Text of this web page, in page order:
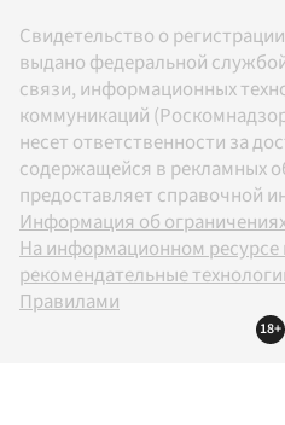
Свидетельство о
выдано федеральной
связи, информационных
коммуникаций
несет ответственности за
содержащейся в рекламных
предоставляет справочной
Информация об
На информационном
рекомендательные
Правилами
18+